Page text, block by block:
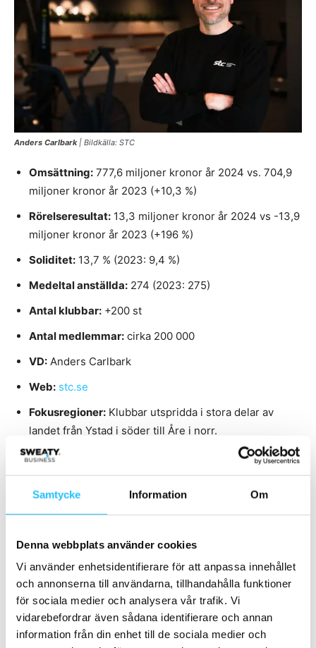
Samtycke Information Om
Denna webbplats använder cookies
Vi använder enhetsidentifierare för att anpassa innehållet
och annonserna till användarna, tillhandahålla funktioner
för sociala medier och analysera vår trafik. Vi
vidarebefordrar även sådana identifierare och annan
information från din enhet till de sociala medier och
Anders Carlbark| Bildkälla: STC
Omsättning: 777,6 miljoner kronor år 2024 vs. 704,9
miljoner kronor år 2023 (+10,3 %)
Rörelseresultat: 13,3 miljoner kronor år 2024 vs -13,9
miljoner kronor år 2023 (+196 %)
Soliditet: 13,7 % (2023: 9,4 %)
Medeltal anställda: 274 (2023: 275)
Antal klubbar: +200 st
Antal medlemmar: cirka 200 000
VD: Anders Carlbark
Web: stc.se
Fokusregioner: Klubbar utspridda i stora delar av
landet från Ystad i söder till Åre i norr.
Kommentarer:
Under 2024 fortsatte STC att växa, med ökade medlems-
Samtidigt genomfördes effektiviseringsåtgärder för att
Under året öppnades nio nya anläggningar i Stockholm,
Göteborg, Östersund och Karlstad. STC genomförde
även två inkråmsförvärv i Stockholmsområdet.